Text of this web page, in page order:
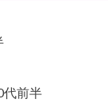
代前半